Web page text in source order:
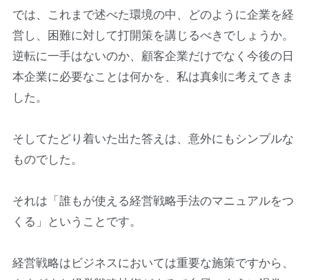
では、これまで述べた環境の中、どのように企業を経
営し、困難に対して打開策を講じるべきでしょうか。
逆転に一手はないのか、顧客企業だけでなく今後の日
本企業に必要なことは何かを、私は真剣に考えてきま
した。
そしてたどり着いた出た答えは、意外にもシンプルな
ものでした。
それは「誰もが使える経営戦略手法のマニュアルをつ
くる」ということです。
経営戦略はビジネスにおいては重要な施策ですから、